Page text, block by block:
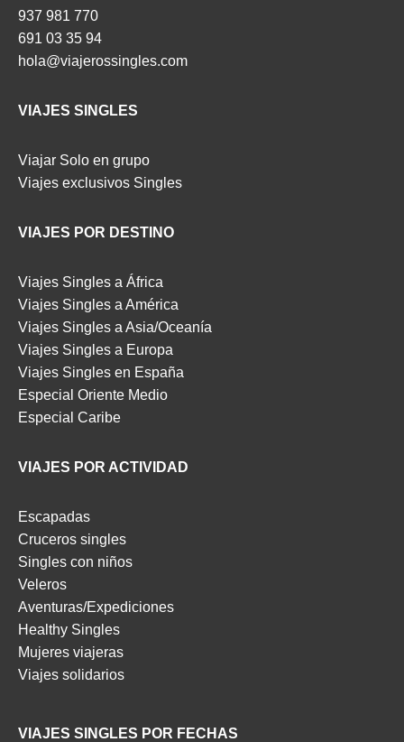
937 981 770
691 03 35 94
hola@viajerossingles.com
VIAJES SINGLES
Viajar Solo en grupo
Viajes exclusivos Singles
VIAJES POR DESTINO
Viajes Singles a África
Viajes Singles a América
Viajes Singles a Asia/Oceanía
Viajes Singles a Europa
Viajes Singles en España
Especial Oriente Medio
Especial Caribe
VIAJES POR ACTIVIDAD
Escapadas
Cruceros singles
Singles con niños
Veleros
Aventuras/Expediciones
Healthy Singles
Mujeres viajeras
Viajes solidarios
VIAJES SINGLES POR FECHAS